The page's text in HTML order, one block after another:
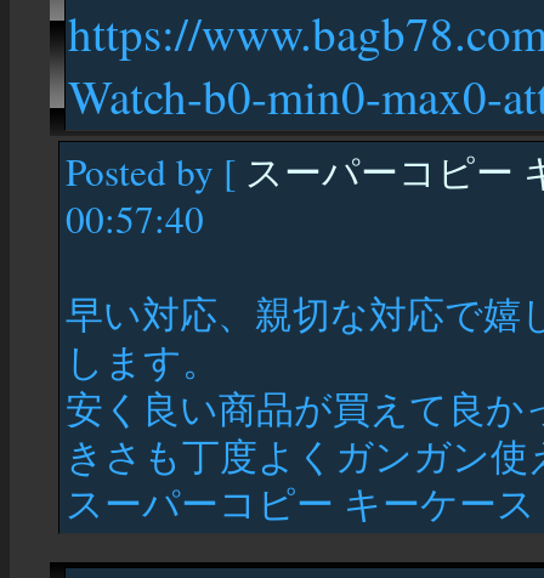
https://
Watch-b0-min0-max0-
Posted by [ スーパーコピー
00:57:40
早い対応、親切な対応で
します。
安く良い商品が買えて良
きさも丁度よくガンガン
スーパーコピー キーケース